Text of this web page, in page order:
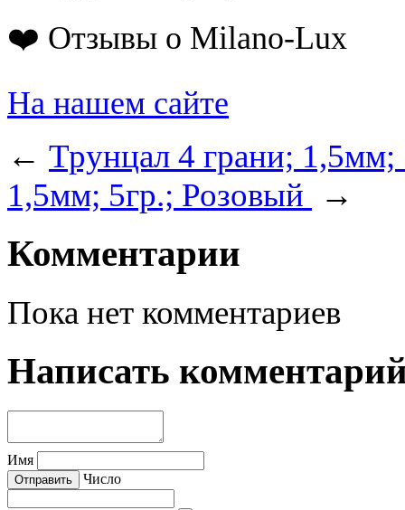
❤️ Отзывы о Milano-Lux
На нашем сайте
← Трунцал 4 грани;
1,5мм; 5гр.; Розовый
→
Комментарии
Пока нет комментариев
Написать
Имя
Число